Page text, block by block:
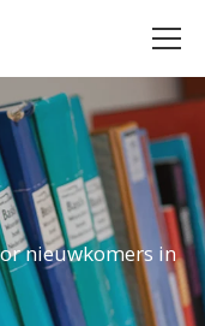
nieuwkomers in